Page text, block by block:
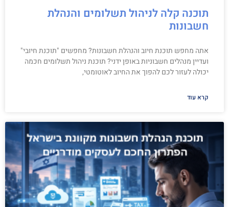
תוכנה קלה לניהול תשלומים והנהלת
חשבונות
אתה מחפש תוכנת חיוב והנהלת חשבונות? מחפשים "תוכנת חיובי"
ועדיין מנהלים חשבוניות באופן ידני? תוכנת ניהול תשלומים חכמה
יכולה לעזור לכם להפוך את החיוב לאוטומטי,
קרא עוד